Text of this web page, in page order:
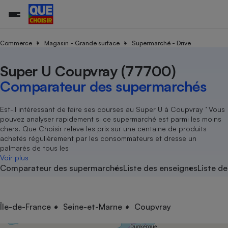
Commerce Magasin - Grande surface Supermarché - Drive
Super U Coupvray (77700)
Comparateur des supermarchés
Est-il intéressant de faire ses courses au Super U à Coupvray ’ Vous
pouvez analyser rapidement si ce supermarché est parmi les moins
chers. Que Choisir relève les prix sur une centaine de produits
achetés régulièrement par les consommateurs et dresse un
palmarès de tous les
Voir plus
Comparateur des supermarchésListe des enseignesListe
Île-de-France Seine-et-Marne Coupvray
Nutrition
Assurance auto
Magasin - Grande surface
Méthode de vente -
Organismes de défense
Système judiciairegratuit
Déchet
Achat - Vente - Travaux
Location
Sport
électrique
Démarche administrative
Senior
Service marchand
Train
Transport aérien
Toutes les actualités
Enquêtes
Guides d'achat
Conseils
Brèves
Tous les services
Soumettre un litige
Lettres types
Rencontrer une association locale
Tous nos combats
Nos actions
Nos grandes victoires
Les billets de la présidente
Nos associations locales
Nous rejoindre
En savoir plus sur Que Choisir Ensemble
L’association
Nos missions
Notre méthodologie
Notre financement
Nos partenaires
Nous rejoindre